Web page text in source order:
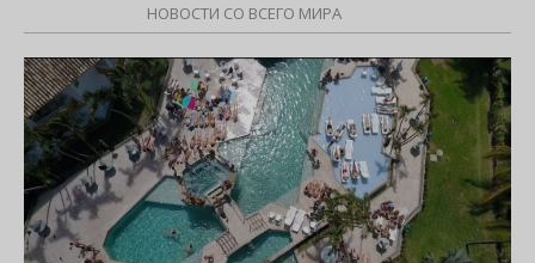
НОВОСТИ СО ВСЕГО МИРА